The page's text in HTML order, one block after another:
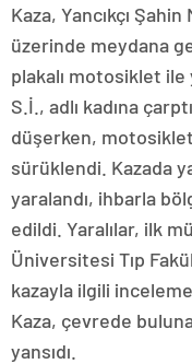
Kaza, Yancıkçı
üzerinde meydana
plakalı motosiklet ile
S.İ., adlı kadına
düşerken,
sürüklendi. Kazada
yaralandı, ihbarla
edildi. Yaralılar, ilk
Üniversitesi Tıp
kazayla ilgili
Kaza, çevrede
yansıdı.